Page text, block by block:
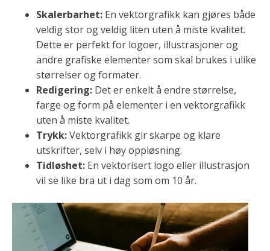
Skalerbarhet: En vektorgrafikk kan gjøres både
veldig stor og veldig liten uten å miste kvalitet.
Dette er perfekt for logoer, illustrasjoner og
andre grafiske elementer som skal brukes i ulike
størrelser og formater.
Redigering: Det er enkelt å endre størrelse,
farge og form på elementer i en vektorgrafikk
uten å miste kvalitet.
Trykk:Vektorgrafikk gir skarpe og klare
utskrifter, selv i høy oppløsning.
Tidløshet: En vektorisert logo eller illustrasjon
vil se like bra ut i dag som om 10 år.